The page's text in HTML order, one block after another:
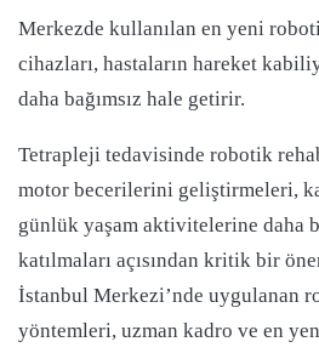
Merkezde kullanılan en yeni
cihazları, hastaların hareket
daha bağımsız hale getirir.
Tetrapleji tedavisinde robotik
motor becerilerini geliştirmeleri,
günlük yaşam aktivitelerine daha
katılmaları açısından kritik bir
İstanbul Merkezi’nde uygulanan
yöntemleri, uzman kadro ve en